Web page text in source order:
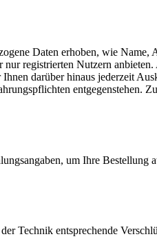
Daten erhoben, wie
registrierten Nutzern
darüber hinaus jederzeit
entgegenstehen.
um Ihre Bestellung
Technik entsprechende